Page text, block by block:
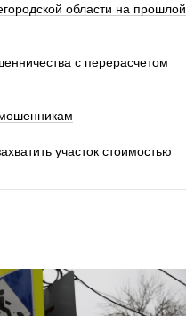
области на прошлой
с перерасчетом
участок стоимостью